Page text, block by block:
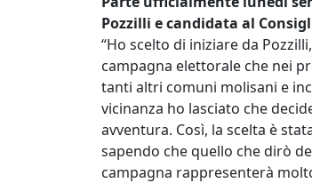
Pozzilli e candidata al
“Ho scelto di iniziare da
campagna elettorale che nei
tanti altri comuni molisani e
vicinanza ho lasciato che
avventura. Così, la scelta è
sapendo che quello che dirò
campagna rappresenterà